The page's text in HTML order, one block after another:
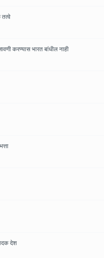
तत्वे
करण्यास भारत बांधील नाही
देश